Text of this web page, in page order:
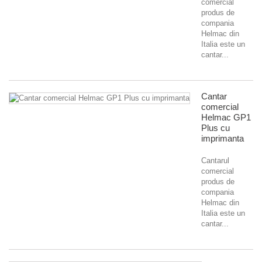
comercial
produs de
compania
Helmac din
Italia este un
cantar...
Cantar
comercial
Helmac GP1
Plus cu
imprimanta
Cantarul
comercial
produs de
compania
Helmac din
Italia este un
cantar...